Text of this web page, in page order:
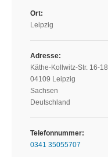
Ort:
Leipzig
Adresse:
Käthe-Kollwitz-Str. 16-18
04109 Leipzig
Sachsen
Deutschland
Telefonnummer:
0341 35055707